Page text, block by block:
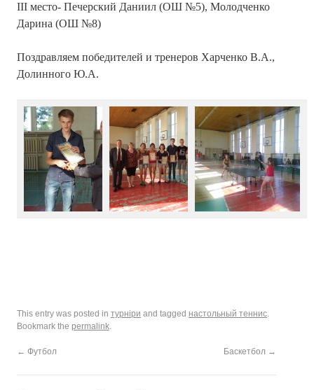
ІІІ место- Печерский Даниил (ОШ №5), Молодченко
Дарина (ОШ №8)
Поздравляем победителей и тренеров Харченко В.А.,
Долинного Ю.А.
This entry was posted in турніри and tagged настольный теннис.
Bookmark the permalink.
← Футбол Баскетбол →